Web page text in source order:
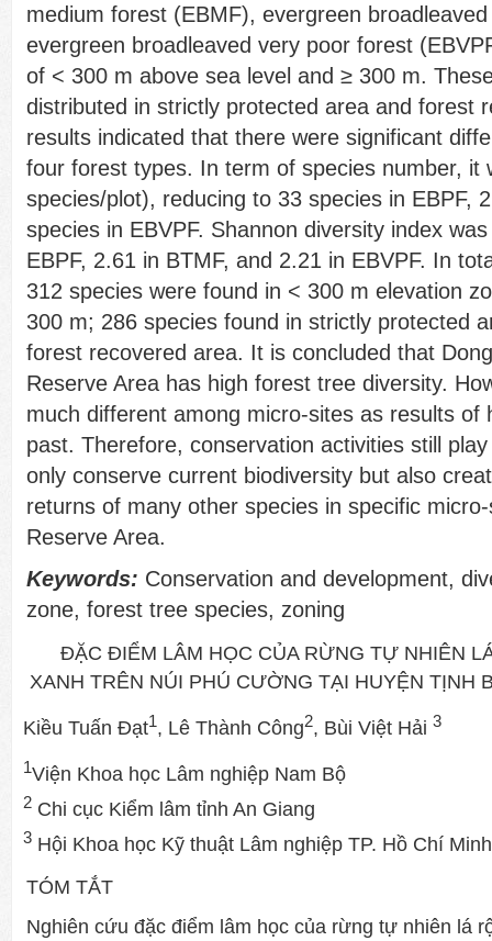
medium forest (EBMF), evergreen
evergreen broadleaved very poor forest
of < 300 m above sea level and ≥ 300 m.
distributed in strictly protected area and forest
results indicated that there were significant
four forest types. In term of species number, it
species/plot), reducing to 33 species in EBPF,
species in EBVPF. Shannon diversity index
EBPF, 2.61 in BTMF, and 2.21 in EBVPF. In
312 species were found in < 300 m elevation
300 m; 286 species found in strictly protected
forest recovered area. It is concluded that
Reserve Area has high forest tree diversity.
much different among micro-sites as results of
past. Therefore, conservation activities still
only conserve current biodiversity but also
returns of many other species in specific
Reserve Area.
Keywords: Conservation and development,
zone, forest tree species, zoning
ĐẶC ĐIỂM LÂM HỌC CỦA RỪNG TỰ NHIÊN
XANH TRÊN NÚI PHÚ CƯỜNG TẠI HUYỆN TỊNH
Kiều Tuấn Đạt1, Lê Thành Công2, Bùi Việt Hải 3
1Viện Khoa học Lâm nghiệp Nam Bộ
2 Chi cục Kiểm lâm tỉnh An Giang
3 Hội Khoa học Kỹ thuật Lâm nghiệp TP. Hồ Chí Minh
TÓM TẮT
Nghiên cứu đặc điểm lâm học của rừng tự nhiên lá